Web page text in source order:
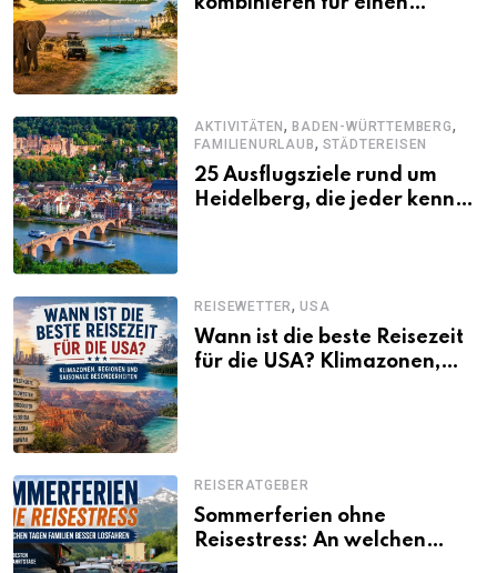
AKTIVITÄTEN,BADEN-WÜRTTEMBERG,
FAMILIENURLAUB, STÄDTEREISEN
25 Ausflugsziele rund um
Heidelberg, die jeder kennen
REISEWETTER,USA
Wann ist die beste Reisezeit
für die USA? Klimazonen,
REISERATGEBER
Sommerferien ohne
Reisestress: An welchen